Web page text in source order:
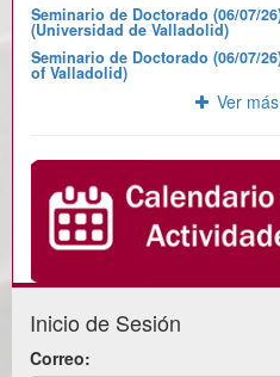
Seminario de Doctorado (06/07/
(Universidad de Valladolid)
Seminario de Doctorado (06/07/
of Valladolid)
Ver
Inicio de Sesión
Correo: